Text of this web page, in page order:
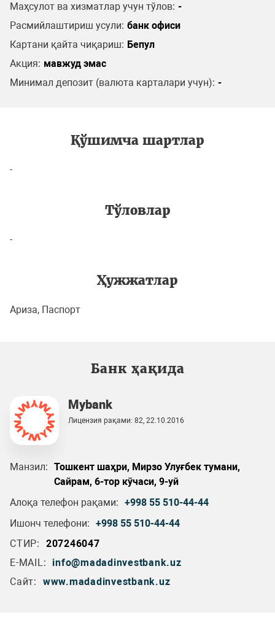
Маҳсулот ва хизматлар учун тўлов: -
Расмийлаштириш усули: банк офиси
Картани қайта чиқариш: Бепул
Акция: мавжуд эмас
Минимал депозит (валюта карталари учун): -
Қўшимча шартлар
-
Тўловлар
-
Ҳужжатлар
Ариза, Паспорт
Банк ҳақида
Mybank
Лицензия рақами: 82, 22.10.2016
Манзил: Тошкент шаҳри, Мирзо Улуғбек тумани,
Сайрам, 6-тор кўчаси, 9-уй
Алоқа телефон рақами: +998 55 510-44-44
Ишонч телефони: +998 55 510-44-44
СТИР:
207246047
E-MAIL:
info@madadinvestbank.uz
Сайт:
www.madadinvestbank.uz